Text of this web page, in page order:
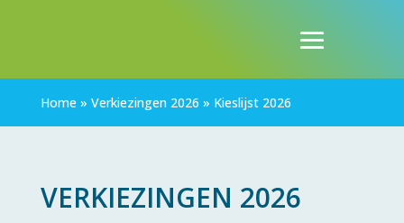
Home » Verkiezingen 2026 » Kieslijst 2026
VERKIEZINGEN 2026